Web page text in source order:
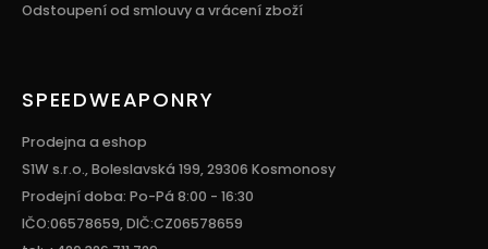
Odstoupení od smlouvy a vrácení zboží
SPEEDWEAPONRY
Prodejna a eshop
S1W s.r.o., Boleslavská 199, 29306 Kosmonosy
Prodejní doba: Po-Pá 8:00 - 16:30
IČO:06578659, DIČ:CZ06578659